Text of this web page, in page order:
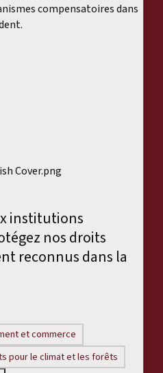
compensatoires dans
institutions
nos droits
reconnus dans la
et commerce
pour le climat et les forêts